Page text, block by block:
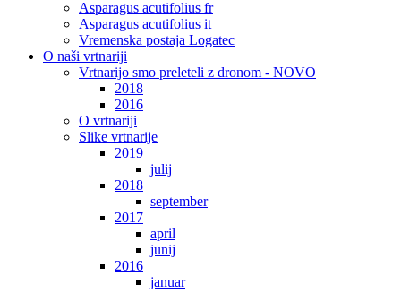
Asparagus acutifolius fr
Asparagus acutifolius it
Vremenska postaja Logatec
O naši vrtnariji
Vrtnarijo smo preleteli z dronom - NOVO
2018
2016
O vrtnariji
Slike vrtnarije
2019
julij
2018
september
2017
april
junij
2016
januar